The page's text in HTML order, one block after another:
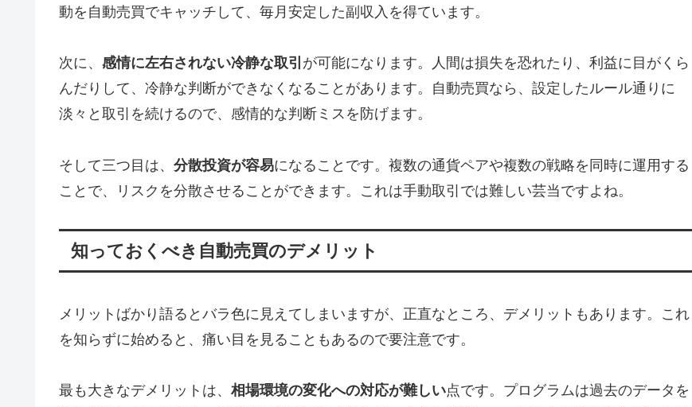
動を自動売買でキャッチして、毎月安定した副収入を得ています。
次に、 感情に左右されない冷静な取引 が可能になります。人間は損失を恐れたり、利益に目がくら
んだりして、冷静な判断ができなくなることがあります。自動売買なら、設定したルール通りに
淡々と取引を続けるので、感情的な判断ミスを防げます。
そして三つ目は、 分散投資が容易になることです。複数の通貨ペアや複数の戦略を同時に運用する
ことで、リスクを分散させることができます。これは手動取引では難しい芸当ですよね。
知っておくべき自動売買のデメリット
メリットばかり語るとバラ色に見えてしまいますが、正直なところ、デメリットもあります。これ
を知らずに始めると、痛い目を見ることもあるので要注意です。
最も大きなデメリットは、 相場環境の変化への対応が難しい点です。プログラムは過去のデータを